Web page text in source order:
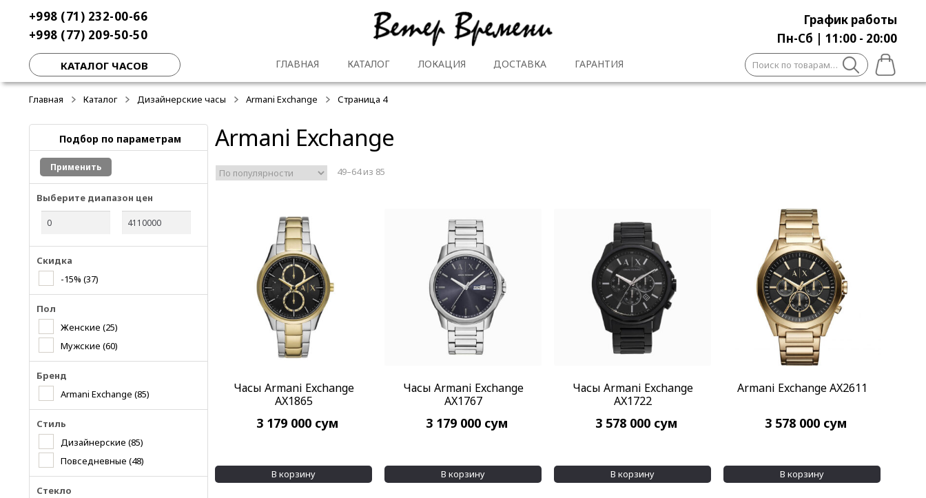
навигации
содержимому
+998 (71) 232-00-66
+998 (77) 209-50-50
График работы
Пн-Сб | 11:00 - 20:00
КАТАЛОГ ЧАСОВ ГЛАВНАЯ КАТАЛОГ ЛОКАЦИЯ ДОСТАВКА ГАРАНТИЯ Искать:
Главная Каталог Дизайнерские часы Armani Exchange Страница 4
Подбор по параметрам
Применить
Выберите диапазон цен
Скидка
-15% (37)
Пол
Женские (25)
Мужские (60)
Бренд
Armani Exchange (85)
Стиль
Дизайнерские (85)
Повседневные (48)
Стекло
Armani Exchange
49–64 из 85
Часы Armani Exchange
AX1865
3 179 000 сум
В корзину
Часы Armani Exchange
AX1767
3 179 000 сум
В корзину
Часы Armani Exchange
AX1722
3 578 000 сум
В корзину
Armani Exchange AX2611
3 578 000 сум
В корзину